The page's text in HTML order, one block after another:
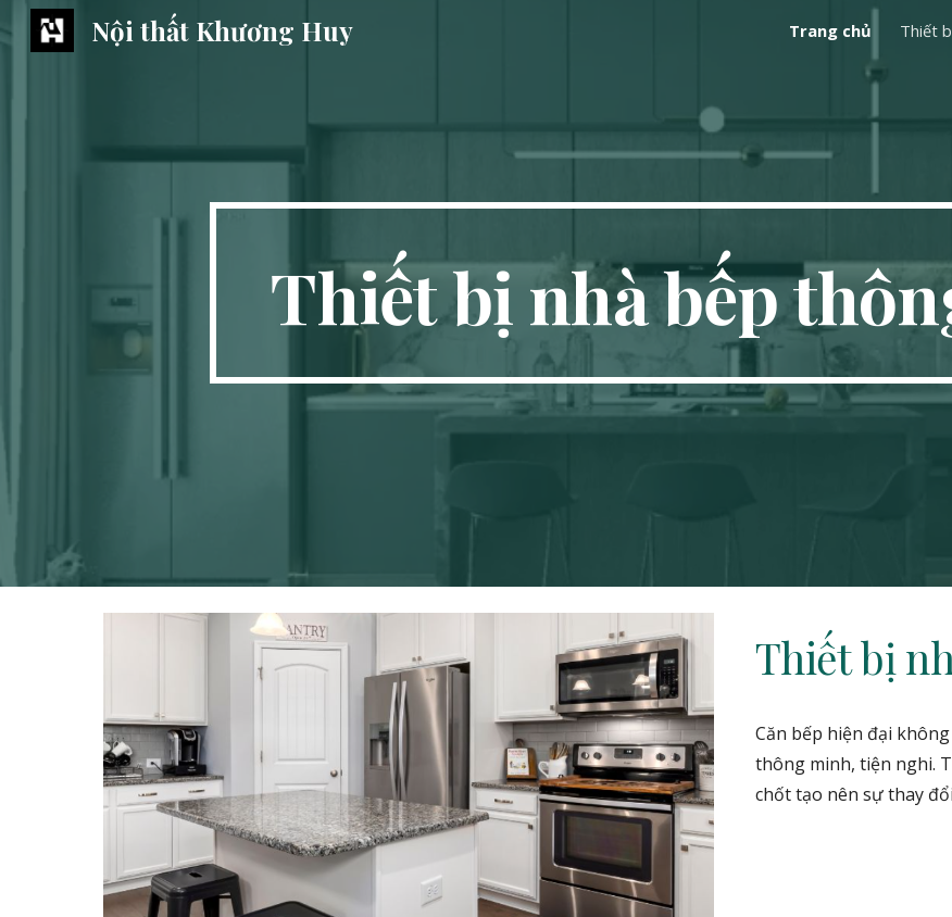
Skip to
Nội thất Khương Huy Trang chủ Thiết
Thiết bị nhà bếp
Thiết bị
Căn bếp hiện đại
thông minh, tiện nghi.
chốt tạo nên sự thay